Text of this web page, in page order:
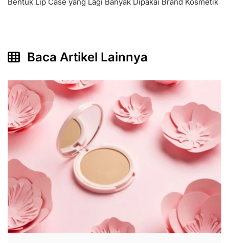
Bentuk Lip Case yang Lagi Banyak Dipakai Brand Kosmetik
Baca Artikel Lainnya